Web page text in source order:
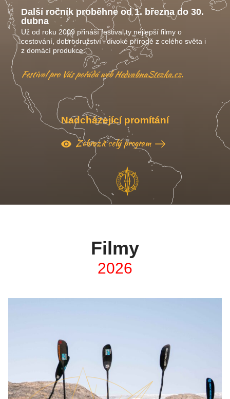
Další ročník proběhne od 1. března do 30.
dubna
Už od roku 2009 přináší festival ty nejlepší filmy o
cestování, dobrodružství i divoké přírodě z celého světa i
z domácí produkce.
Festival pro Vás pořádá webHedvabnaStezka.cz.
Nadcházející promítání
Zobrazit celý program
Filmy
2026